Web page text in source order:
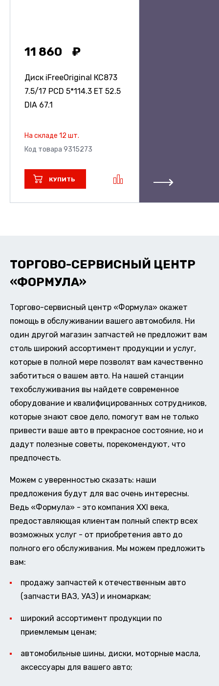
11 860
Диск iFreeOriginal КС873
7.5/17 PCD 5*114.3 ET 52.5
DIA 67.1
На складе 12 шт.
Код товара 9315273
КУПИТЬ
ТОРГОВО-СЕРВИСНЫЙ ЦЕНТР
«ФОРМУЛА»
Торгово-сервисный центр «Формула» окажет
помощь в обслуживании вашего автомобиля. Ни
один другой магазин запчастей не предложит вам
столь широкий ассортимент продукции и услуг,
которые в полной мере позволят вам качественно
заботиться о вашем авто. На нашей станции
техобслуживания вы найдете современное
оборудование и квалифицированных сотрудников,
которые знают свое дело, помогут вам не только
привести ваше авто в прекрасное состояние, но и
дадут полезные советы, порекомендуют, что
предпочесть.
Можем с уверенностью сказать: наши
предложения будут для вас очень интересны.
Ведь «Формула» - это компания XXI века,
предоставляющая клиентам полный спектр всех
возможных услуг - от приобретения авто до
полного его обслуживания. Мы можем предложить
вам:
продажу запчастей к отечественным авто
(запчасти ВАЗ, УАЗ) и иномаркам;
широкий ассортимент продукции по
приемлемым ценам;
автомобильные шины, диски, моторные масла,
аксессуары для вашего авто;